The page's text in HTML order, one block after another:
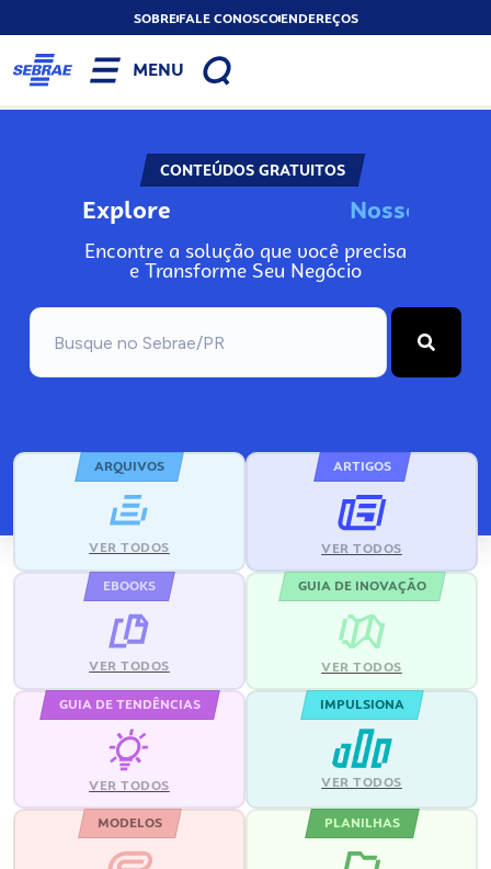
SOBREFALE CONOSCOENDEREÇOS
MENU
CONTEÚDOS GRATUITOS
Explore Nosso
Encontre a solução que você precisa
e Transforme Seu Negócio
ARQUIVOS
VER TODOS
ARTIGOS
VER TODOS
EBOOKS
VER TODOS
GUIA DE INOVAÇÃO
VER TODOS
GUIA DE TENDÊNCIAS
VER TODOS
IMPULSIONA
VER TODOS
MODELOS PLANILHAS